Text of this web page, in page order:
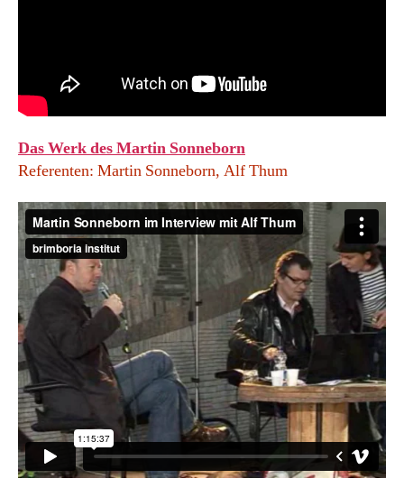
Das Werk des Martin Sonneborn
Referenten: Martin Sonneborn, Alf Thum